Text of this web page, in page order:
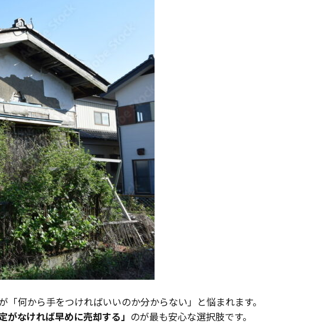
何から手をつければいいのか分からない」と悩まれます。
がなければ早めに売却する」 のが最も安心な選択肢です。